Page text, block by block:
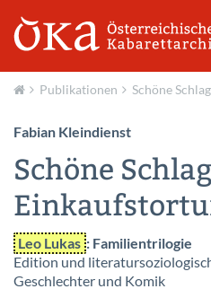
Publikationen Schöne
Fabian Kleindienst
Schöne
Leo Lukas : Familientrilogie
Edition und
Geschlechter und Komik